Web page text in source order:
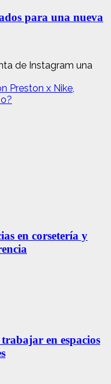
para una nueva
de Instagram una
Preston x Nike,
en corsetería y
en espacios